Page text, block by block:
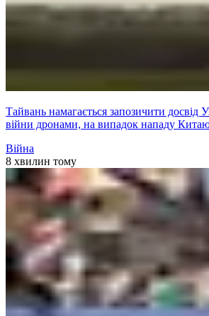
Тайвань намагається запозичити досвід
війни дронами, на випадок нападу
Війна
8 хвилин тому